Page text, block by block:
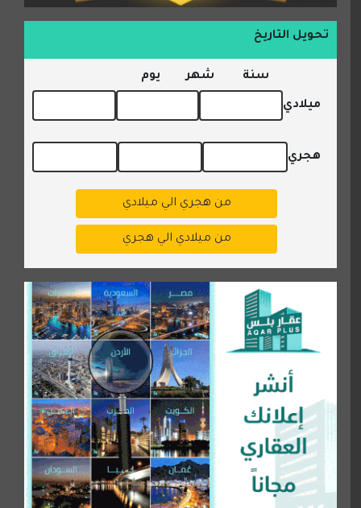
تحويل التاريخ
سنة شهر يوم
ميلادي
هجري
من هجري الي ميلادي
من ميلادي الي هجري